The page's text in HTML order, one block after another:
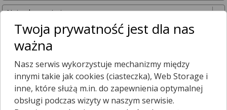
Nie znaleźliśmy żadnych lekarzy w promieniu25 km , dlatego
zwiększyliśmy promień wyszukiwania do
50 km
Twoja prywatność jest dla nas
ważna
Nasz serwis wykorzystuje mechanizmy między
innymi takie jak cookies (ciasteczka), Web Storage i
inne, które służą m.in. do zapewnienia optymalnej
obsługi podczas wizyty w naszym serwisie.